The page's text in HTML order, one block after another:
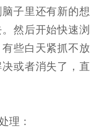
子里还有新的想
然后开始快速浏
些白天紧抓不放
或者消失了，直
理：